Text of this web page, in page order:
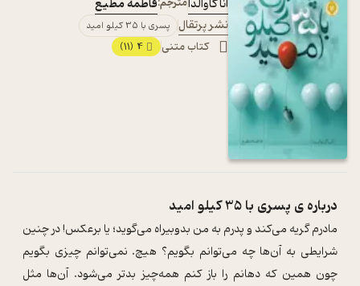
آنا گاوالدامترجم:فاطمه مطیع
نشر پرتقال
پسری با 35 کیلو امید
کتاب متنی 4
(11)
درباره ی پسری با 35 کیلو امید
مادرم گریه می‌کند و پدرم به من بدوبیراه می‌گوید؛ یا برعکس! در چنین
شرایطی به آن‌ها چه می‌توانم بگویم؟ هیچ. نمی‌توانم چیزی بگویم
چون همین که دهانم را باز کنم همه‌چیز بدتر می‌شود. آن‌ها مثل